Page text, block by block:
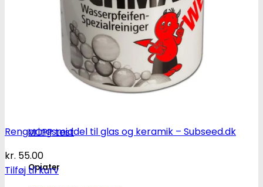
GHB/Hætter renhedstest
Ketamin
Ketamin renhedstest
MCPP test
Opiater
Rengøringsmiddel til glas og keramik – Subseed.dk
kr. 55.00
Tilføj til kurv